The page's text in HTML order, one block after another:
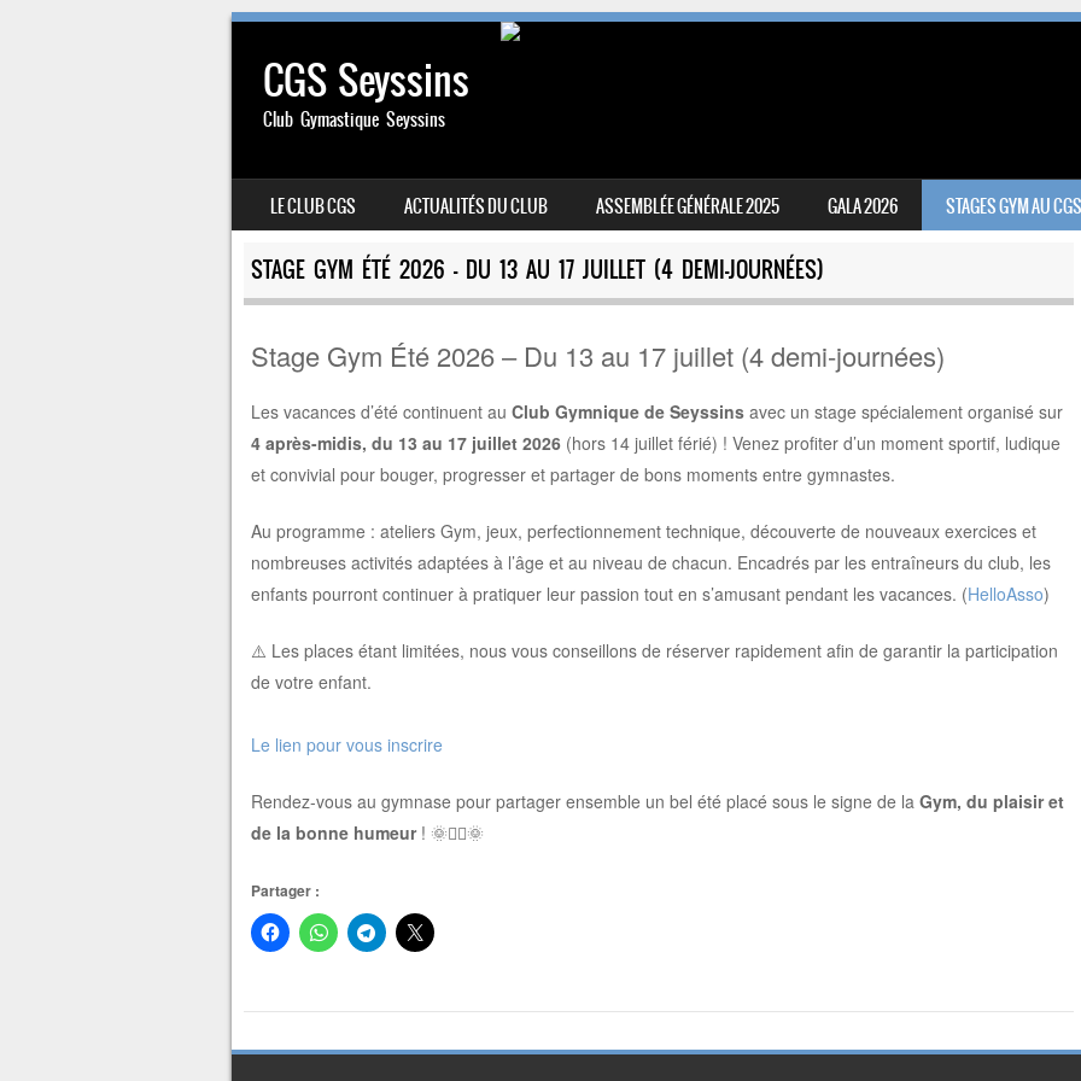
CGS Seyssins
Club Gymastique Seyssins
MENU
SKIP TO CONTENT
LE CLUB CGS ACTUALITÉS DU CLUB ASSEMBLÉE GÉNÉRALE 2025 GALA 2026 STAGES GYM AU CGS
STAGE GYM ÉTÉ 2026 – DU 13 AU 17 JUILLET (4 DEMI-JOURNÉES)
Stage Gym Été 2026 – Du 13 au 17 juillet (4 demi-journées)
Les vacances d’été continuent au Club Gymnique de Seyssinsavec un stage spécialement organisé sur
4 après-midis, du 13 au 17 juillet 2026(hors 14 juillet férié) ! Venez profiter d’un moment sportif, ludique
et convivial pour bouger, progresser et partager de bons moments entre gymnastes.
Au programme : ateliers Gym, jeux, perfectionnement technique, découverte de nouveaux exercices et
nombreuses activités adaptées à l’âge et au niveau de chacun. Encadrés par les entraîneurs du club, les
enfants pourront continuer à pratiquer leur passion tout en s’amusant pendant les vacances. (HelloAsso)
⚠️ Les places étant limitées, nous vous conseillons de réserver rapidement afin de garantir la participation
de votre enfant.
Le lien pour vous inscrire
Rendez-vous au gymnase pour partager ensemble un bel été placé sous le signe de la Gym, du plaisir et
de la bonne humeur! 🌞🤸‍♀️🌞
Partager :